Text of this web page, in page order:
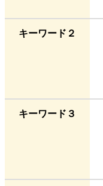
キーワード２
キーワード３